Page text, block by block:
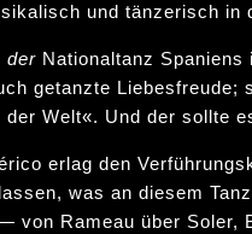
und tänzerisch in
der Nationaltanz
getanzte
der Welt«. Und der sollte
erlag den
was an diesem
von Rameau über Soler,